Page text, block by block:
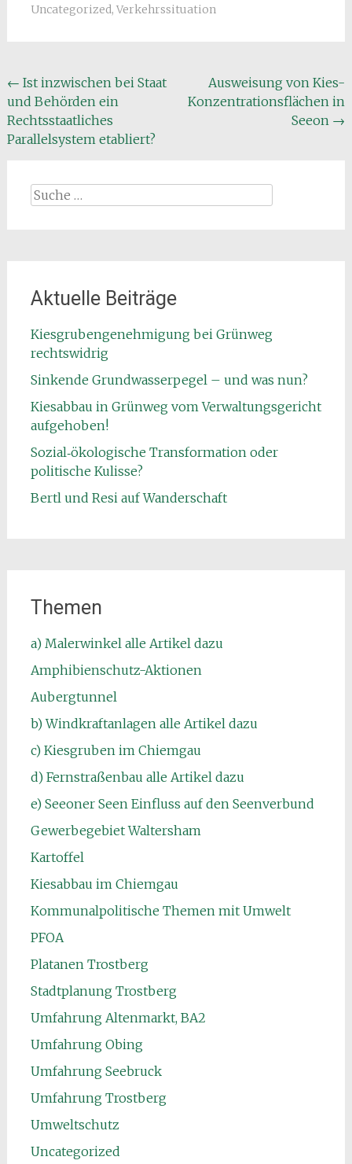
Uncategorized, Verkehrssituation
Beitragsnavigation
← Ist inzwischen bei Staat
und Behörden ein
Rechtsstaatliches
Parallelsystem etabliert?
Ausweisung von Kies-
Konzentrationsflächen in
Seeon →
Suche
nach:
Aktuelle Beiträge
Kiesgrubengenehmigung bei Grünweg
rechtswidrig
Sinkende Grundwasserpegel – und was nun?
Kiesabbau in Grünweg vom Verwaltungsgericht
aufgehoben!
Sozial‑ökologische Transformation oder
politische Kulisse?
Bertl und Resi auf Wanderschaft
Themen
a) Malerwinkel alle Artikel dazu
Amphibienschutz-Aktionen
Aubergtunnel
b) Windkraftanlagen alle Artikel dazu
c) Kiesgruben im Chiemgau
d) Fernstraßenbau alle Artikel dazu
e) Seeoner Seen Einfluss auf den Seenverbund
Gewerbegebiet Waltersham
Kartoffel
Kiesabbau im Chiemgau
Kommunalpolitische Themen mit Umwelt
PFOA
Platanen Trostberg
Stadtplanung Trostberg
Umfahrung Altenmarkt, BA2
Umfahrung Obing
Umfahrung Seebruck
Umfahrung Trostberg
Umweltschutz
Uncategorized